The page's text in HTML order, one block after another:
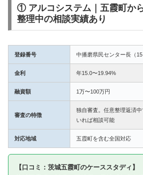
① アルコシステム｜五霞町か
整理中の相談実績あり
登録番号 中播磨県民センター長（
金利 年15.0〜19.94%
融資額 1万〜100万円
審査の特徴
独自審査。任意整理返済
いれば相談可能
対応地域 五霞町を含む全国対応
【口コミ：茨城五霞町のケーススタディ】